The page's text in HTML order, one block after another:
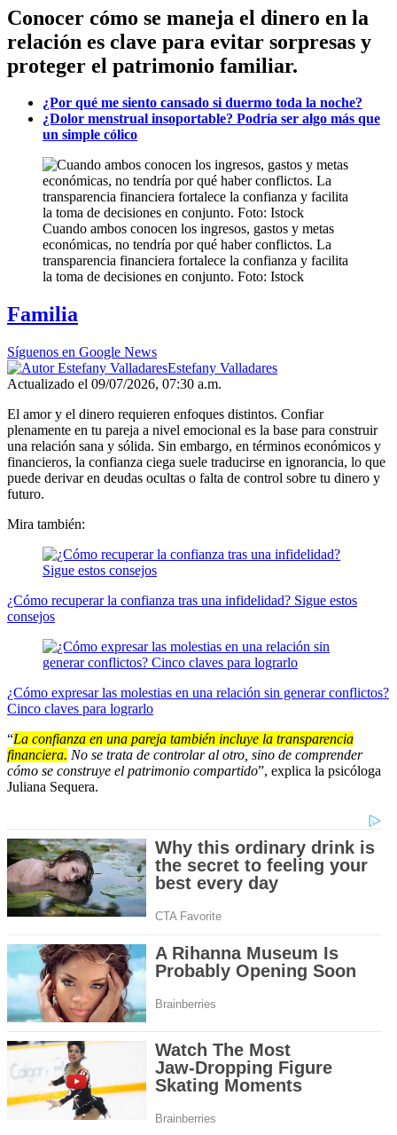
Conocer cómo se maneja el dinero en la
relación es clave para evitar sorpresas y
proteger el patrimonio familiar.
¿Por qué me siento cansado si duermo toda la noche?
¿Dolor menstrual insoportable? Podría ser algo más que
un simple cólico
Cuando ambos conocen los ingresos, gastos y metas
económicas, no tendría por qué haber conflictos. La
transparencia financiera fortalece la confianza y facilita
la toma de decisiones en conjunto. Foto: Istock
Familia
Síguenos en Google News
Estefany Valladares
Actualizado el 09/07/2026, 07:30 a.m.
El amor y el dinero requieren enfoques distintos. Confiar
plenamente en tu pareja a nivel emocional es la base para construir
una relación sana y sólida. Sin embargo, en términos económicos y
financieros, la confianza ciega suele traducirse en ignorancia, lo que
puede derivar en deudas ocultas o falta de control sobre tu dinero y
futuro.
Mira también:
¿Cómo recuperar la confianza tras una infidelidad? Sigue estos
consejos
¿Cómo expresar las molestias en una relación sin generar conflictos?
Cinco claves para lograrlo
“La confianza en una pareja también incluye la transparencia
financiera. No se trata de controlar al otro, sino de comprender
cómo se construye el patrimonio compartido”, explica la psicóloga
Juliana Sequera.